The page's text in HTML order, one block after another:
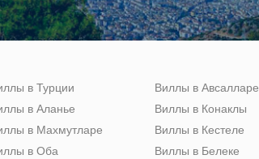
в Турции
в Аланье
в Махмутларе
в Оба
Виллы в Авсалларе
Виллы в Конаклы
Виллы в Кестеле
Виллы в Белеке